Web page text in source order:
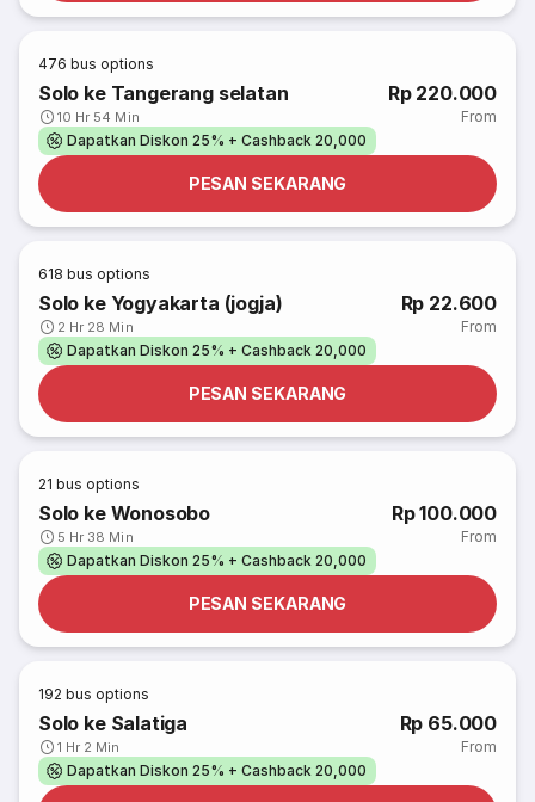
476 bus options
Solo ke Tangerang selatan
10 Hr 54 Min
Rp 220.000
From
Dapatkan Diskon 25% + Cashback 20,000
PESAN SEKARANG
618 bus options
Solo ke Yogyakarta (jogja)
2 Hr 28 Min
Rp 22.600
From
Dapatkan Diskon 25% + Cashback 20,000
PESAN SEKARANG
21 bus options
Solo ke Wonosobo
5 Hr 38 Min
Rp 100.000
From
Dapatkan Diskon 25% + Cashback 20,000
PESAN SEKARANG
192 bus options
Solo ke Salatiga
1 Hr 2 Min
Rp 65.000
From
Dapatkan Diskon 25% + Cashback 20,000